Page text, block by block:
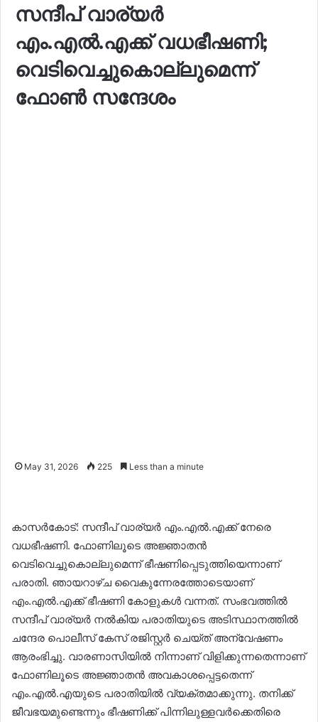
സന്ദീപ് വാര്യർ
എം.എൽ.എക്ക് വധഭീഷണി;
വെടിവെച്ചുകൊല്ലുമെന്ന്
ഫോൺ സന്ദേശം
May 31, 2026 225 Less than a minute
കാസർകോട്: സന്ദീപ് വാര്യർ എം.എൽ.എക്ക് നേരെ
വധഭീഷണി. ഫോണിലൂടെ അജ്ഞാതൻ
വെടിവെച്ചുകൊല്ലുമെന്ന് ഭീഷണിപ്പെടുത്തിയെന്നാണ്
പരാതി. ഞായറാഴ്ച വൈകുന്നേരത്തോടെയാണ്
എം.എൽ.എക്ക് ഭീഷണി കോളുകൾ വന്നത്. സംഭവത്തിൽ
സന്ദീപ് വാര്യർ നൽകിയ പരാതിയുടെ അടിസ്ഥാനത്തിൽ
ചന്ദേര പൊലീസ് കേസ് രജിസ്റ്റർ ചെയ്ത് അന്വേഷണം
ആരംഭിച്ചു. വാരണാസിയിൽ നിന്നാണ് വിളിക്കുന്നതെന്നാണ്
ഫോണിലൂടെ അജ്ഞാതൻ അവകാശപ്പെട്ടതെന്ന്
എം.എൽ.എയുടെ പരാതിയിൽ വ്യക്തമാക്കുന്നു. തനിക്ക്
ജീവഭയമുണ്ടെന്നും ഭീഷണിക്ക് പിന്നിലുള്ളവർക്കെതിരെ